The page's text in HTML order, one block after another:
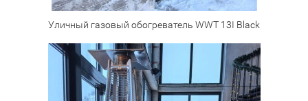
Уличный газовый обогреватель WWT 13I Black